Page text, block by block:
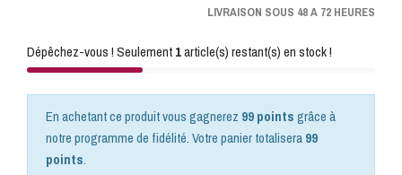
LIVRAISON SOUS 48 A 72 HEURES
Dépêchez-vous ! Seulement1article(s) restant(s) en stock !
En achetant ce produit vous gagnerez 99 pointsgrâce à
notre programme de fidélité. Votre panier totalisera99
points.